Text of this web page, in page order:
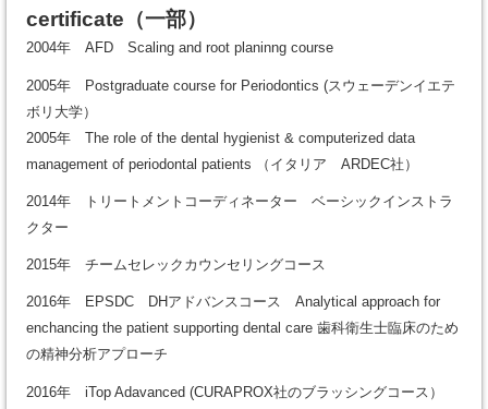
certificate （一部）
2004年 AFD Scaling and root planinng course
2005年 Postgraduate course for Periodontics (スウェーデンイエテ
ボリ大学）
2005年 The role of the dental hygienist & computerized data
management of periodontal patients （イタリア ARDEC社）
2014年 トリートメントコーディネーター ベーシックインストラ
クター
2015年 チームセレックカウンセリングコース
2016年 EPSDC DHアドバンスコース Analytical approach for
enchancing the patient supporting dental care 歯科衛生士臨床のため
の精神分析アプローチ
2016年 iTop Adavanced (CURAPROX社のブラッシングコース）